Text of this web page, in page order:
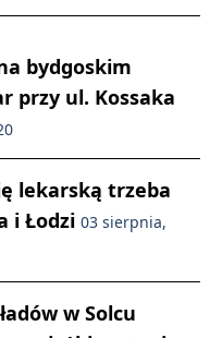
bydgoskim
przy ul. Kossaka
lekarską trzeba
i Łodzi 03 sierpnia,
w Solcu